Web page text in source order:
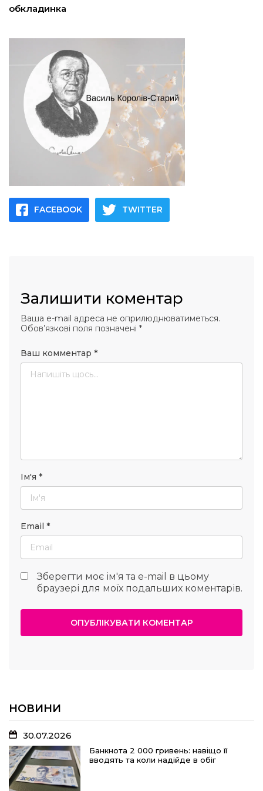
обкладинка
FACEBOOK TWITTER
Залишити коментар
Ваша e-mail адреса не оприлюднюватиметься.
Обов’язкові поля позначені *
Ваш комментар *
Ім'я *
Email *
Зберегти моє ім'я та e-mail в цьому
браузері для моїх подальших коментарів.
НОВИНИ
30.07.2026
Банкнота 2 000 гривень: навіщо її
вводять та коли надійде в обіг